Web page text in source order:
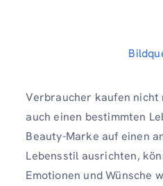
Verbraucher kaufen nicht
auch einen bestimmten
Beauty-Marke auf einen
Lebensstil ausrichten,
Emotionen und Wünsche